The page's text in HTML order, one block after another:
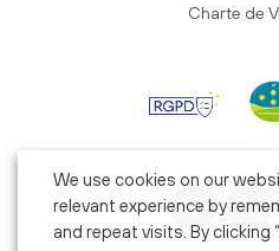
Charte de
We use cookies on our
relevant experience by
and repeat visits. By clicking